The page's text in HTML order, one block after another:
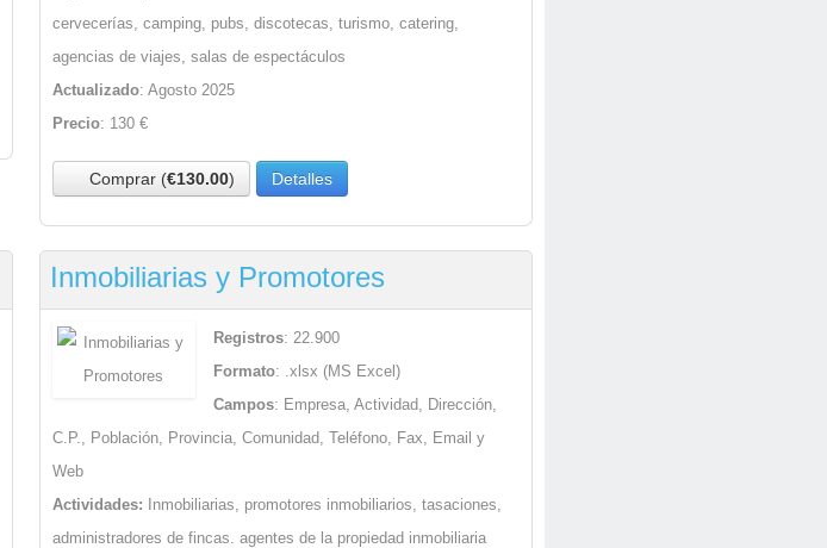
cervecerías, camping, pubs, discotecas, turismo, catering,
agencias de viajes, salas de espectáculos
Actualizado: Agosto 2025
Precio: 130 €
Comprar (€130.00) Detalles
Inmobiliarias y Promotores
Registros: 22.900
Formato: .xlsx (MS Excel)
Campos: Empresa, Actividad, Dirección,
C.P., Población, Provincia, Comunidad, Teléfono, Fax, Email y
Web
Actividades: Inmobiliarias, promotores inmobiliarios, tasaciones,
administradores de fincas. agentes de la propiedad inmobiliaria